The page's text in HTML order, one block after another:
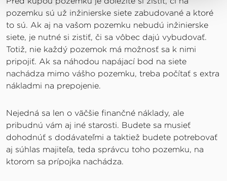
pozemku sú už inžinierske siete zabudované a ktoré
to sú. Ak aj na vašom pozemku nebudú inžinierske
siete, je nutné si zistiť, či sa vôbec dajú vybudovať.
Totiž, nie každý pozemok má možnosť sa k nimi
pripojiť. Ak sa náhodou napájací bod na siete
nachádza mimo vášho pozemku, treba počítať s extra
nákladmi na prepojenie.
Nejedná sa len o väčšie finančné náklady, ale
pribudnú vám aj iné starosti. Budete sa musieť
dohodnúť s dodávateľmi a taktiež budete potrebovať
aj súhlas majiteľa, teda správcu toho pozemku, na
ktorom sa prípojka nachádza.